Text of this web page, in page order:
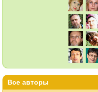
Все авторы